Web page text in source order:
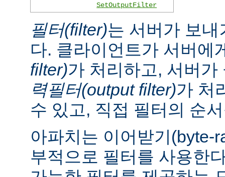
SetOutputFilter
필터(filter)는 서버가 보
다. 클라이언트가 서버에
filter)가 처리하고, 서버
력필터(output filter)가 처
수 있고, 직접 필터의 순
아파치는 이어받기(byte-
부적으로 필터를 사용한